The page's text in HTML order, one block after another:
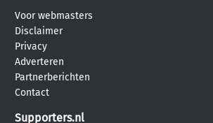
Voor webmasters
Disclaimer
Privacy
Adverteren
Partnerberichten
Contact
Supporters.nl